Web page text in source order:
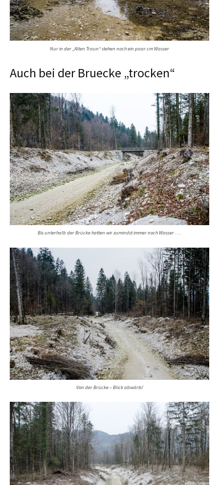
Nur in der „Alten Traun“ stehen noch ein paar cm Wasser
Auch bei der Bruecke „trocken“
Bis unterhalb der Brücke hatten wir zumindst immer noch Wasser ….
Von der Brücke – Blick abwärts!